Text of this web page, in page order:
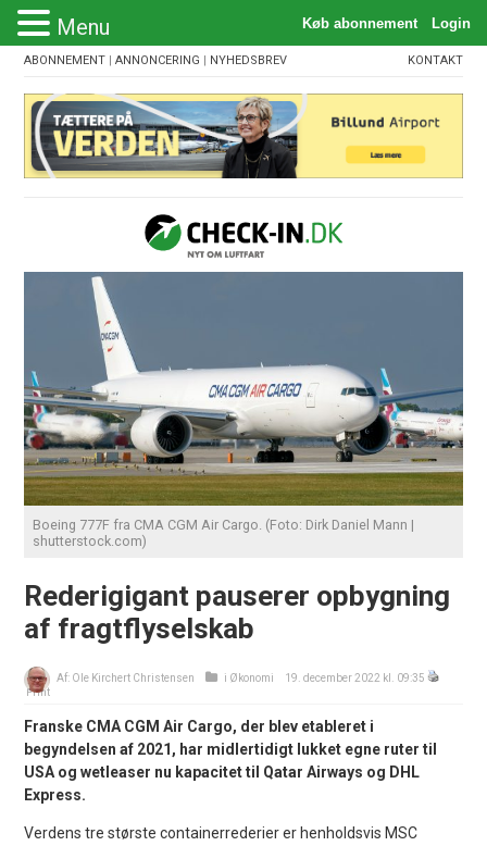
ABONNEMENT |ANNONCERING | NYHEDSBREV KONTAKT
Boeing 777F fra CMA CGM Air Cargo. (Foto: Dirk Daniel Mann |
shutterstock.com)
Rederigigant pauserer opbygning
af fragtflyselskab
Af: Ole Kirchert Christensen i Økonomi
19. december 2022 kl. 09:35
Print
Franske CMA CGM Air Cargo, der blev etableret i
begyndelsen af 2021, har midlertidigt lukket egne ruter til
USA og wetleaser nu kapacitet til Qatar Airways og DHL
Express.
Verdens tre største containerrederier er henholdsvis MSC
Menu